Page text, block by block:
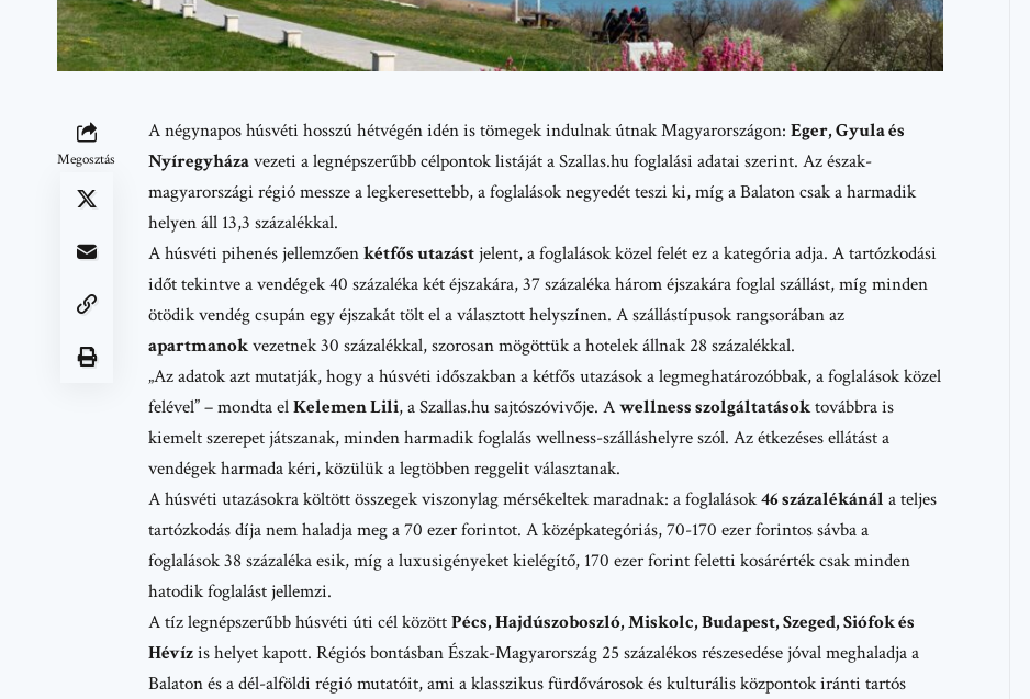
Megosztás
A négynapos húsvéti hosszú hétvégén idén is tömegek indulnak útnak Magyarországon: Eger, Gyula és
Nyíregyházavezeti a legnépszerűbb célpontok listáját aSzallas.hufoglalási adatai szerint. Az észak-
magyarországi régió messze a legkeresettebb, a foglalások negyedét teszi ki, míg a Balaton csak a harmadik
helyen áll 13,3 százalékkal.
A húsvéti pihenés jellemzőenkétfős utazástjelent, a foglalások közel felét ez a kategória adja. A tartózkodási
időt tekintve a vendégek 40 százaléka két éjszakára, 37 százaléka három éjszakára foglal szállást, míg minden
ötödik vendég csupán egy éjszakát tölt el a választott helyszínen. A szállástípusok rangsorában az
apartmanokvezetnek 30 százalékkal, szorosan mögöttük a hotelek állnak 28 százalékkal.
„Az adatok azt mutatják, hogy a húsvéti időszakban a kétfős utazások a legmeghatározóbbak, a foglalások közel
felével” – mondta elKelemen Lili, aSzallas.husajtószóvivője. Awellness szolgáltatásoktovábbra is
kiemelt szerepet játszanak, minden harmadik foglalás wellness-szálláshelyre szól. Az étkezéses ellátást a
vendégek harmada kéri, közülük a legtöbben reggelit választanak.
A húsvéti utazásokra költött összegek viszonylag mérsékeltek maradnak: a foglalások46 százalékánál a teljes
tartózkodás díja nem haladja meg a 70 ezer forintot. A középkategóriás, 70-170 ezer forintos sávba a
foglalások 38 százaléka esik, míg a luxusigényeket kielégítő, 170 ezer forint feletti kosárérték csak minden
hatodik foglalást jellemzi.
A tíz legnépszerűbb húsvéti úti cél közöttPécs, Hajdúszoboszló, Miskolc, Budapest, Szeged, Siófok és
Hévízis helyet kapott. Régiós bontásban Észak-Magyarország 25 százalékos részesedése jóval meghaladja a
Balaton és a dél-alföldi régió mutatóit, ami a klasszikus fürdővárosok és kulturális központok iránti tartós